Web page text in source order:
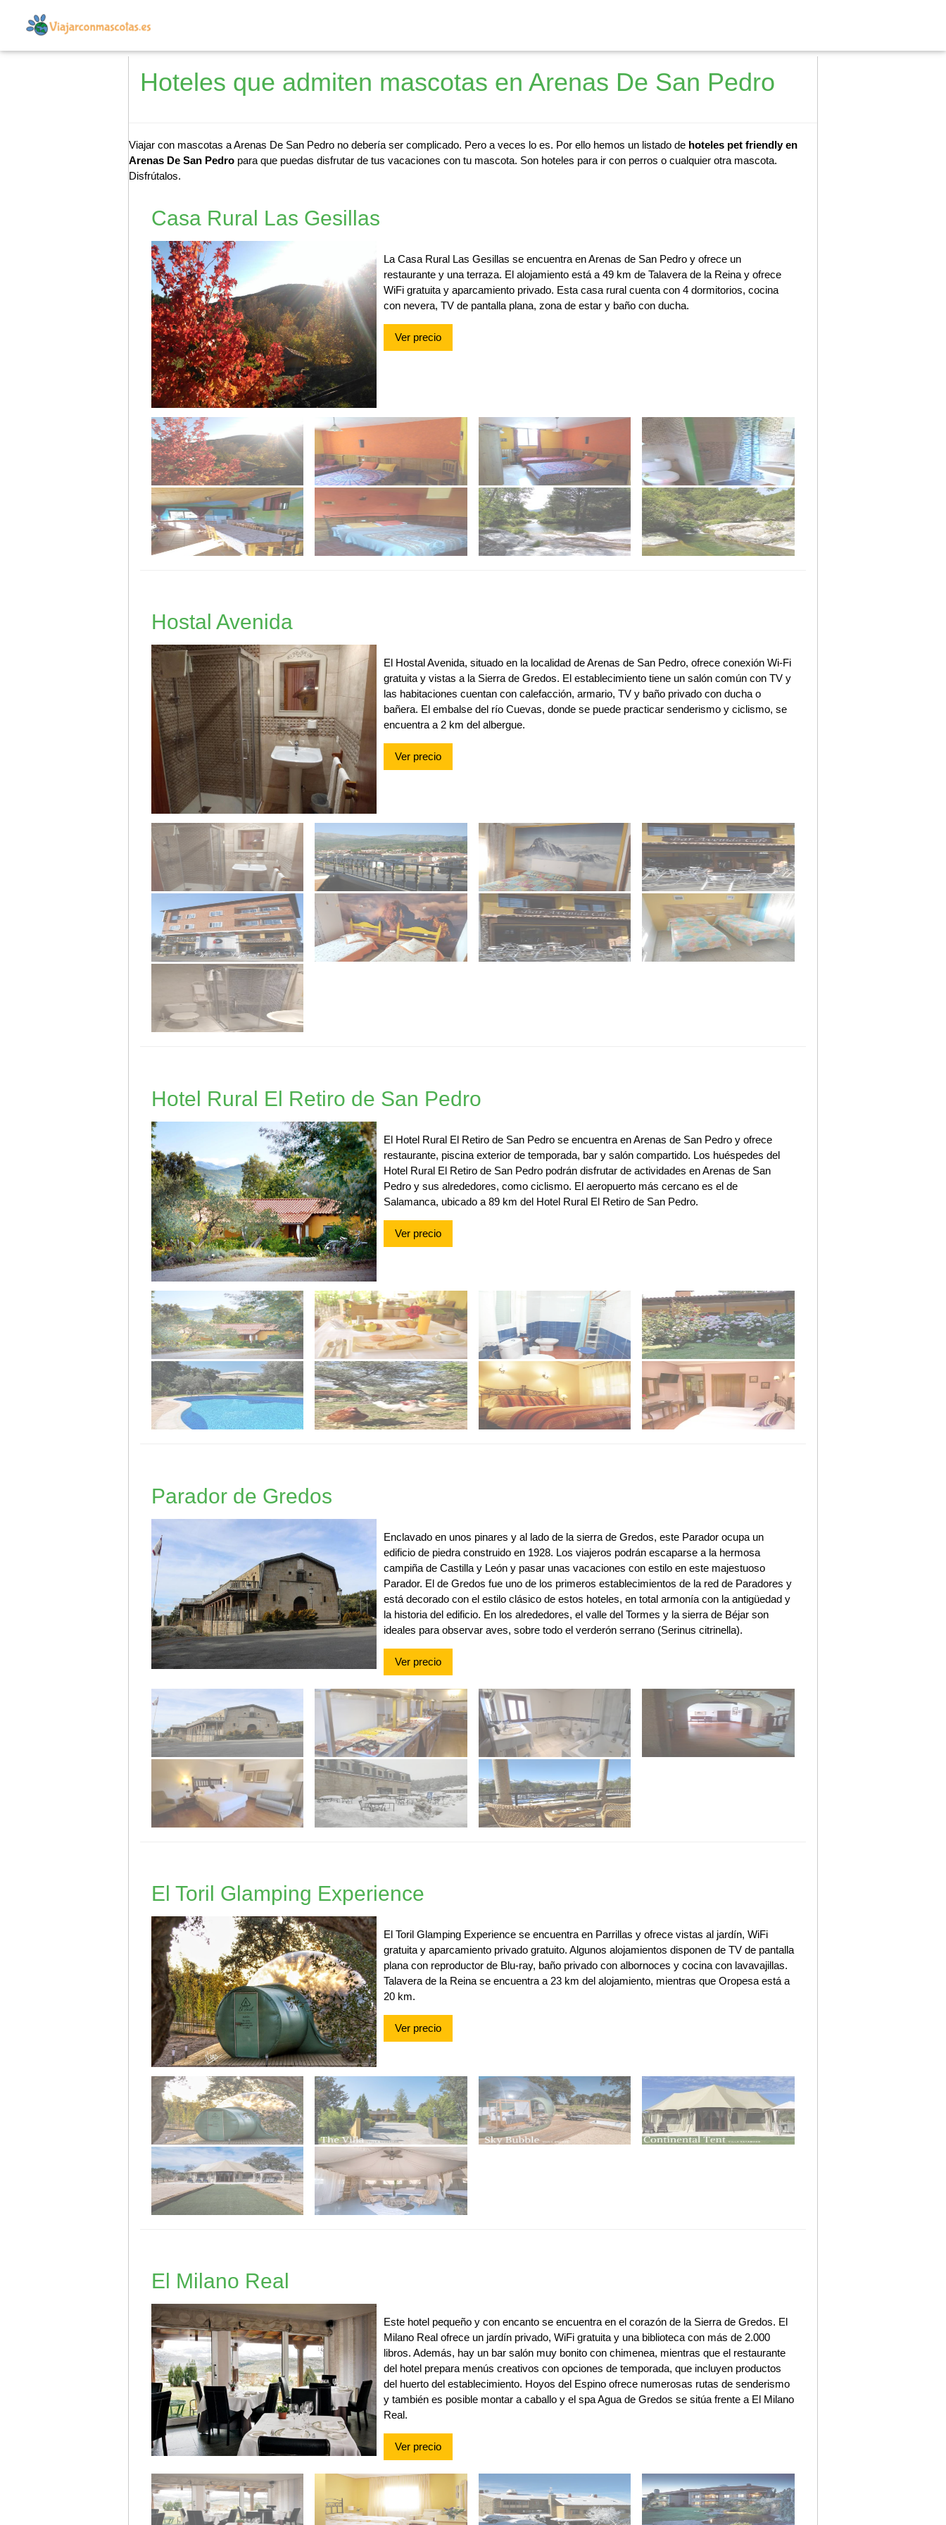
Hoteles que admiten mascotas en Arenas De San Pedro
Viajar con mascotas a Arenas De San Pedro no debería ser complicado. Pero a veces lo es. Por ello hemos un listado de hoteles pet friendly en
Arenas De San Pedro para que puedas disfrutar de tus vacaciones con tu mascota. Son hoteles para ir con perros o cualquier otra mascota.
Disfrútalos.
Casa Rural Las Gesillas
La Casa Rural Las Gesillas se encuentra en Arenas de San Pedro y ofrece un
restaurante y una terraza. El alojamiento está a 49 km de Talavera de la Reina y ofrece
WiFi gratuita y aparcamiento privado. Esta casa rural cuenta con 4 dormitorios, cocina
con nevera, TV de pantalla plana, zona de estar y baño con ducha.
Ver precio
Hostal Avenida
El Hostal Avenida, situado en la localidad de Arenas de San Pedro, ofrece conexión Wi-Fi
gratuita y vistas a la Sierra de Gredos. El establecimiento tiene un salón común con TV y
las habitaciones cuentan con calefacción, armario, TV y baño privado con ducha o
bañera. El embalse del río Cuevas, donde se puede practicar senderismo y ciclismo, se
encuentra a 2 km del albergue.
Ver precio
Hotel Rural El Retiro de San Pedro
El Hotel Rural El Retiro de San Pedro se encuentra en Arenas de San Pedro y ofrece
restaurante, piscina exterior de temporada, bar y salón compartido. Los huéspedes del
Hotel Rural El Retiro de San Pedro podrán disfrutar de actividades en Arenas de San
Pedro y sus alrededores, como ciclismo. El aeropuerto más cercano es el de
Salamanca, ubicado a 89 km del Hotel Rural El Retiro de San Pedro.
Ver precio
Parador de Gredos
Enclavado en unos pinares y al lado de la sierra de Gredos, este Parador ocupa un
edificio de piedra construido en 1928. Los viajeros podrán escaparse a la hermosa
campiña de Castilla y León y pasar unas vacaciones con estilo en este majestuoso
Parador. El de Gredos fue uno de los primeros establecimientos de la red de Paradores y
está decorado con el estilo clásico de estos hoteles, en total armonía con la antigüedad y
la historia del edificio. En los alrededores, el valle del Tormes y la sierra de Béjar son
ideales para observar aves, sobre todo el verderón serrano (Serinus citrinella).
Ver precio
El Toril Glamping Experience
El Toril Glamping Experience se encuentra en Parrillas y ofrece vistas al jardín, WiFi
gratuita y aparcamiento privado gratuito. Algunos alojamientos disponen de TV de pantalla
plana con reproductor de Blu-ray, baño privado con albornoces y cocina con lavavajillas.
Talavera de la Reina se encuentra a 23 km del alojamiento, mientras que Oropesa está a
20 km.
Ver precio
El Milano Real
Este hotel pequeño y con encanto se encuentra en el corazón de la Sierra de Gredos. El
Milano Real ofrece un jardín privado, WiFi gratuita y una biblioteca con más de 2.000
libros. Además, hay un bar salón muy bonito con chimenea, mientras que el restaurante
del hotel prepara menús creativos con opciones de temporada, que incluyen productos
del huerto del establecimiento. Hoyos del Espino ofrece numerosas rutas de senderismo
y también es posible montar a caballo y el spa Agua de Gredos se sitúa frente a El Milano
Real.
Ver precio